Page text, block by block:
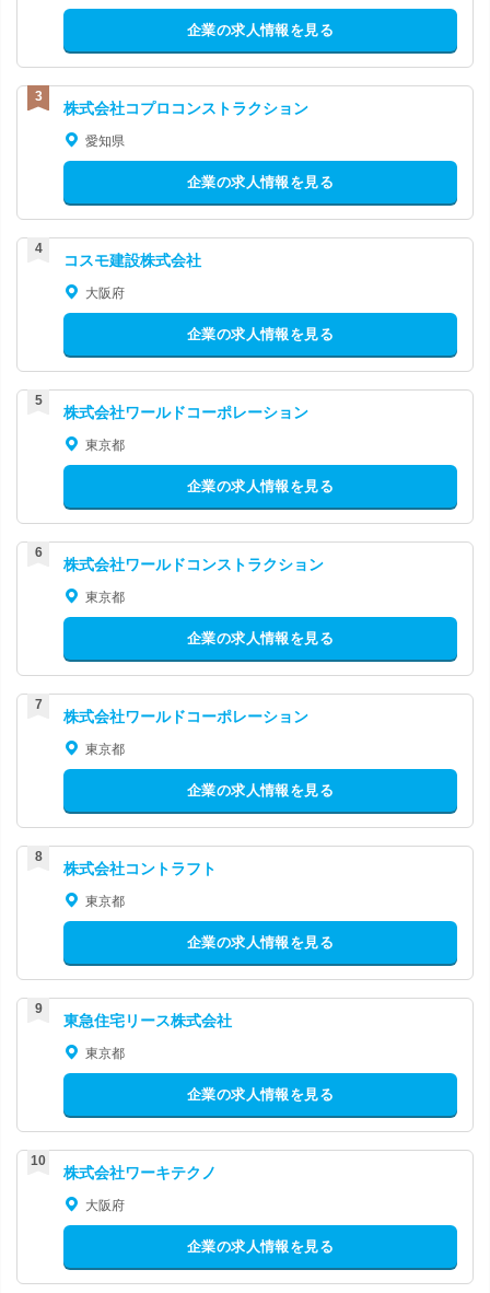
企業の求人情報を見る
株式会社コプロコンストラクション
愛知県
企業の求人情報を見る
コスモ建設株式会社
大阪府
企業の求人情報を見る
株式会社ワールドコーポレーション
東京都
企業の求人情報を見る
株式会社ワールドコンストラクション
東京都
企業の求人情報を見る
株式会社ワールドコーポレーション
東京都
企業の求人情報を見る
株式会社コントラフト
東京都
企業の求人情報を見る
東急住宅リース株式会社
東京都
企業の求人情報を見る
株式会社ワーキテクノ
大阪府
企業の求人情報を見る